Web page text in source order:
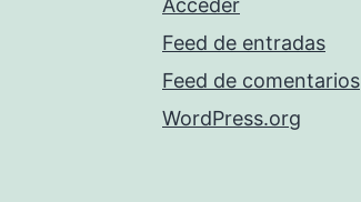
Acceder
Feed de entradas
Feed de comentarios
WordPress.org